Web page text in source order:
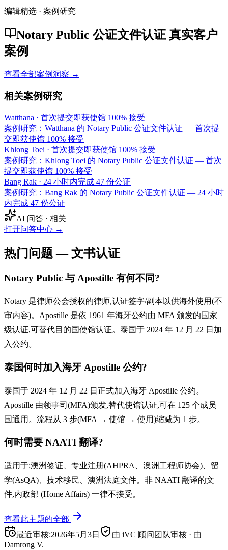
编辑精选 · 案例研究
Notary Public 公证文件认证 真实客户
案例
查看全部案例洞察 →
相关案例研究
Watthana · 首次提交即获使馆 100% 接受
案例研究：Watthana 的 Notary Public 公证文件认证 — 首次提
交即获使馆 100% 接受
Khlong Toei · 首次提交即获使馆 100% 接受
案例研究：Khlong Toei 的 Notary Public 公证文件认证 — 首次
提交即获使馆 100% 接受
Bang Rak · 24 小时内完成 47 份公证
案例研究：Bang Rak 的 Notary Public 公证文件认证 — 24 小时
内完成 47 份公证
AI 问答 · 相关
打开问答中心 →
热门问题 — 文书认证
Notary Public 与 Apostille 有何不同?
Notary 是律师公会授权的律师,认证签字/副本以供海外使用(不
审内容)。Apostille 是依 1961 年海牙公约由 MFA 颁发的国家
级认证,可替代目的国使馆认证。泰国于 2024 年 12 月 22 日加
入公约。
泰国何时加入海牙 Apostille 公约?
泰国于 2024 年 12 月 22 日正式加入海牙 Apostille 公约。
Apostille 由领事司(MFA)颁发,替代使馆认证,可在 125 个成员
国通用。流程从 3 步(MFA → 使馆 → 使用)缩减为 1 步。
何时需要 NAATI 翻译?
适用于:澳洲签证、专业注册(AHPRA、澳洲工程师协会)、留
学(AsQA)、技术移民、澳洲法庭文件。非 NAATI 翻译的文
件,内政部 (Home Affairs) 一律不接受。
查看此主题的全部
最近审核:2026年5月3日 由 iVC 顾问团队审核 · 由
Damrong V.